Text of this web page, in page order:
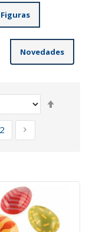
Figuras
Novedades
Página estás
2 Página
Siguiente